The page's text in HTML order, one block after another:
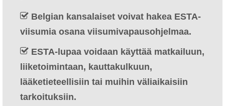
English(Englanti)
Eesti
Français (Ranska)
Ελληνικά
Belgian kansalaiset voivat hakea ESTA-
viisumia osana viisumivapausohjelmaa.
ESTA-lupaa voidaan käyttää matkailuun,
liiketoimintaan, kauttakulkuun,
lääketieteellisiin tai muihin väliaikaisiin
tarkoituksiin.